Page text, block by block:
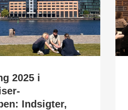
2025 i
Indsigter,